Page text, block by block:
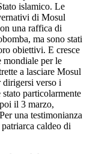
islamico. Le
di Mosul
una raffica di
ma sono stati
obiettivi. E cresce
mondiale per le
a lasciare Mosul
dirigersi verso i
particolarmente
il 3 marzo,
una testimonianza
caldeo di